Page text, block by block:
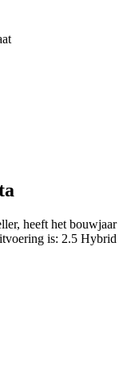
heeft het bouwjaar
is: 2.5 Hybrid